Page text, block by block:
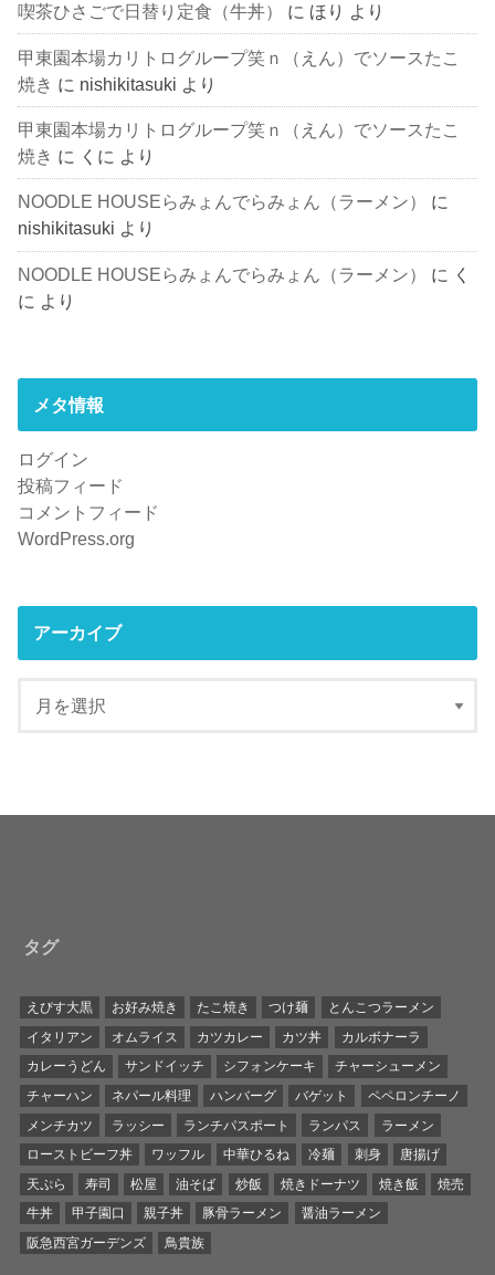
喫茶ひさごで日替り定食（牛丼） に ほり より
甲東園本場カリトログループ笑ｎ（えん）でソースたこ
焼き に nishikitasuki より
甲東園本場カリトログループ笑ｎ（えん）でソースたこ
焼き に くに より
NOODLE HOUSEらみょんでらみょん（ラーメン）
に
nishikitasuki より
NOODLE HOUSEらみょんでらみょん（ラーメン） に く
に より
メタ情報
ログイン
投稿フィード
コメントフィード
WordPress.org
アーカイブ
タグ
えびす大黒 お好み焼き たこ焼き つけ麺
とんこつラーメン
イタリアン
オムライス カツカレー カツ丼
カルボナーラ
カレーうどん
サンドイッチ シフォンケーキ
チャーシューメン
チャーハン
ネパール料理 ハンバーグ バゲット
ペペロンチーノ
メンチカツ
ラッシー ランチパスポート ランパス
ラーメン
ローストビーフ丼
ワッフル 中華ひるね 冷麺 刺身
唐揚げ
天ぷら
寿司 松屋 油そば 炒飯 焼きドーナツ 焼き飯
焼売
牛丼
甲子園口 親子丼 豚骨ラーメン
醤油ラーメン
阪急西宮ガーデンズ
鳥貴族